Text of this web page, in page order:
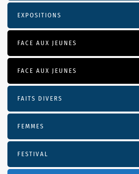
EXPOSITIONS
FACE AUX JEUNES
FACE AUX JEUNES
FAITS DIVERS
FEMMES
FESTIVAL